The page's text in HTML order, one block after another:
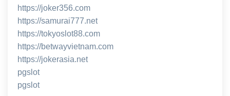
https://joker356.com
https://samurai777.net
https://tokyoslot88.com
https://betwayvietnam.com
https://jokerasia.net
pgslot
pgslot